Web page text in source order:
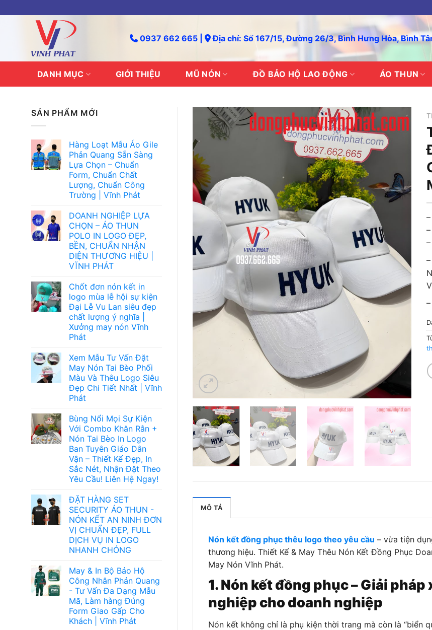
to
0937 662 665 | Địa chỉ: Số 167/15, Đường 26/3, Bình Hưng Hòa, Bình
DANH MỤC GIỚI THIỆU MŨ NÓN ĐỒ BẢO HỘ LAO ĐỘNG ÁO THUN
SẢN PHẨM MỚI
Hàng Loạt Mẫu Áo Gile
Phản Quang Sẵn Sàng
Lựa Chọn – Chuẩn
Form, Chuẩn Chất
Lượng, Chuẩn Công
Trường | Vĩnh Phát
DOANH NGHIỆP LỰA
CHỌN – ÁO THUN
POLO IN LOGO ĐẸP,
BỀN, CHUẨN NHẬN
DIỆN THƯƠNG HIỆU |
VĨNH PHÁT
Chốt đơn nón kết in
logo mùa lễ hội sự kiện
Đại Lễ Vu Lan siêu đẹp
chất lượng ý nghĩa |
Xưởng may nón Vĩnh
Phát
Xem Mẫu Tư Vấn Đặt
May Nón Tai Bèo Phối
Màu Và Thêu Logo Siêu
Đẹp Chi Tiết Nhất | Vĩnh
Phát
Bùng Nổi Mọi Sự Kiện
Với Combo Khăn Rằn +
Nón Tai Bèo In Logo
Ban Tuyên Giáo Dân
Vận – Thiết Kế Đẹp, In
Sắc Nét, Nhận Đặt Theo
Yêu Cầu! Liên Hệ Ngay!
ĐẶT HÀNG SET
SECURITY ÁO THUN -
NÓN KẾT AN NINH ĐƠN
VỊ CHUẨN ĐẸP, FULL
DỊCH VỤ IN LOGO
NHANH CHÓNG
May & In Bộ Bảo Hộ
Công Nhân Phản Quang
- Tư Vấn Đa Dạng Mẫu
Mã, Làm hàng Đúng
Form Giao Gấp Cho
Khách | Vĩnh Phát
MÔ TẢ
Nón kết đồng phục thêu logo theo yêu cầu – vừa tiện
thương hiệu. Thiết Kế & May Thêu Nón Kết Đồng Phục
May Nón Vĩnh Phát.
1. Nón kết đồng phục – Giải
nghiệp cho doanh nghiệp
Nón kết không chỉ là phụ kiện thời trang mà còn là “biển